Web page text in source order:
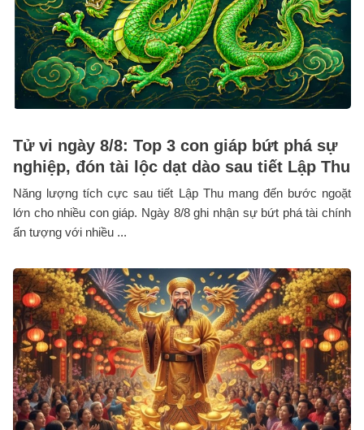
Tử vi ngày 8/8: Top 3 con giáp bứt phá sự
nghiệp, đón tài lộc dạt dào sau tiết Lập Thu
Năng lượng tích cực sau tiết Lập Thu mang đến bước ngoặt
lớn cho nhiều con giáp. Ngày 8/8 ghi nhận sự bứt phá tài chính
ấn tượng với nhiều ...